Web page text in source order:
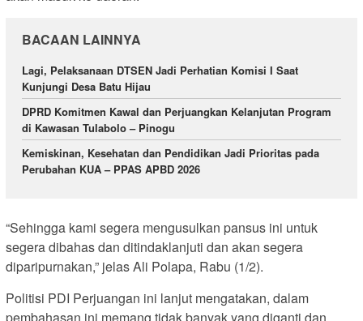
BACAAN LAINNYA
Lagi, Pelaksanaan DTSEN Jadi Perhatian Komisi I Saat
Kunjungi Desa Batu Hijau
DPRD Komitmen Kawal dan Perjuangkan Kelanjutan Program
di Kawasan Tulabolo – Pinogu
Kemiskinan, Kesehatan dan Pendidikan Jadi Prioritas pada
Perubahan KUA – PPAS APBD 2026
“Sehingga kami segera mengusulkan pansus ini untuk
segera dibahas dan ditindaklanjuti dan akan segera
diparipurnakan,” jelas Ali Polapa, Rabu (1/2).
Politisi PDI Perjuangan ini lanjut mengatakan, dalam
pembahasan ini memang tidak banyak yang diganti dan